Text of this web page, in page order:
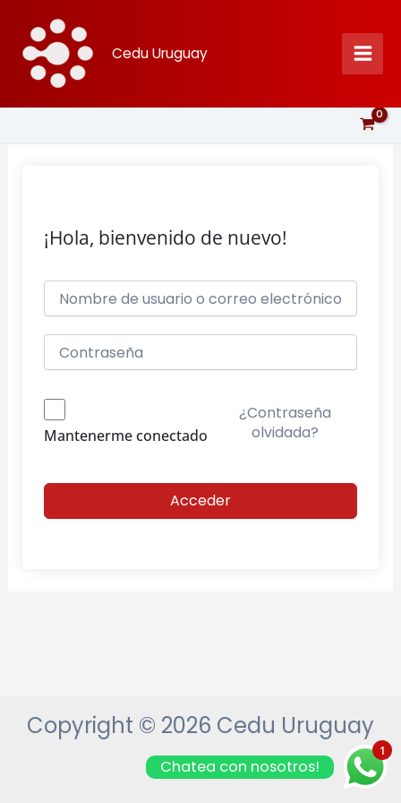
contenido
Cedu Uruguay
¡Hola, bienvenido de nuevo!
Mantenerme conectado
¿Contraseña
olvidada?
Acceder
Copyright © 2026 Cedu Uruguay
1
Chatea con nosotros!